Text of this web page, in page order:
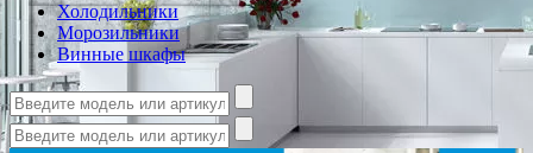
Холодильники
Морозильники
Винные шкафы